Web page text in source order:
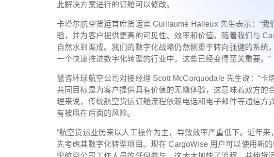
此解决方案进行的订舱可以修改。
卡塔尔航空货运首席货运官 Guillaume Halleux 先生表示：“
验，并为客户提供更高的可见性、效率和价值。随着我们与
自然水到渠成。我们的数字化战略仍然侧重于转向强健的系
一个快速推进数字化转型的行业中，这些已经变得至关重要。”
慧咨环球航空公司对接经理 Scott McCorquodale 先生说：“
共同目标是为客户提供具有价值的无缝体验，这意味着双方
理来说，传统航空货运订舱流程依赖电话和电子邮件等通信
有被甩在后面的风险。
“航空货运业历来以人工操作为主，导致效率严重低下。近年
先考虑其数字化转型项目。现在 CargoWise 用户可以使用新